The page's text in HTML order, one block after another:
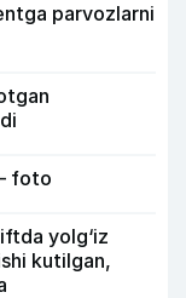
parvozlarni
foto
yolg‘iz
kutilgan,